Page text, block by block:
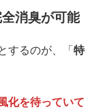
消臭が可能
するのが、「 特
化を待っていて